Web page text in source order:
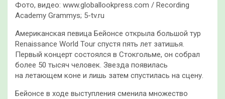
Фото, видео: www.globallookpress.com / Recording
Academy Grammys; 5-tv.ru
Американская певица Бейонсе открыла большой тур
Renaissance World Tour спустя пять лет затишья.
Первый концерт состоялся в Стокгольме, он собрал
более 50 тысяч человек. Звезда появилась
на летающем коне и лишь затем спустилась на сцену.
Бейонсе в ходе выступления сменила множество